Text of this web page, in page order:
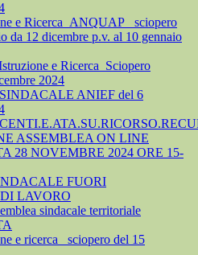
e Ricerca_ANQUAP_ sciopero
da 12 dicembre p.v. al 10 gennaio
e Ricerca_Sciopero
2024
ANIEF del 6
ASSEMBLEA ON LINE
28 NOVEMBRE 2024 ORE 15-
FUORI
LAVORO
sindacale territoriale
e ricerca_ sciopero del 15